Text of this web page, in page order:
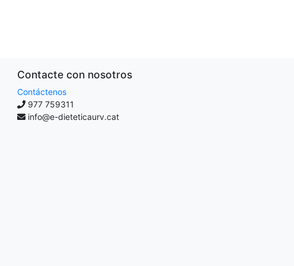
Contacte con nosotros
Contáctenos
977 759311
info@e-dieteticaurv.cat